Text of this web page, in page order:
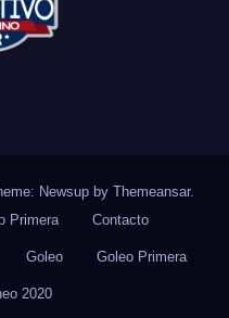
Newsup by Themeansar.
Primera Contacto
Goleo Goleo Primera
2020